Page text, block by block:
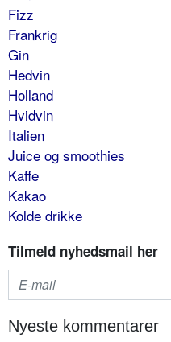
Fizz
Frankrig
Gin
Hedvin
Holland
Hvidvin
Italien
Juice og smoothies
Kaffe
Kakao
Kolde drikke
Tilmeld nyhedsmail her
Nyeste kommentarer